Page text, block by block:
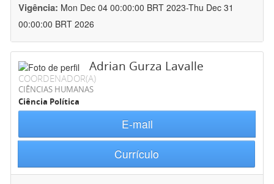
Vigência: Mon Dec 04 00:00:00 BRT 2023-Thu Dec 31
00:00:00 BRT 2026
Adrian Gurza Lavalle
COORDENADOR(A)
CIÊNCIAS HUMANAS
Ciência Política
E-mail
Currículo